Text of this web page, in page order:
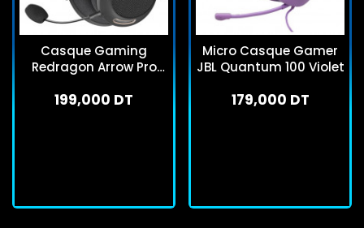
Casque Gaming
Redragon Arrow Pro
199,000 DT
Micro Casque Gamer
JBL Quantum 100 Violet
179,000 DT